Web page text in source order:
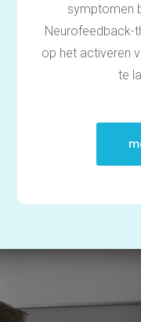
symptomen
Neurofeedback-
op het activeren
te